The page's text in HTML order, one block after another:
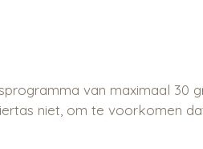
van maximaal 30
niet, om te voorkomen